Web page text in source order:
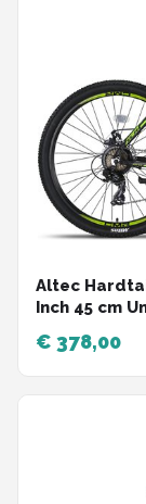
Altec
Inch 45 cm
€ 378,00